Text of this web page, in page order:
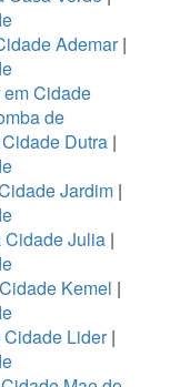
Ademar|
Cidade
de
Dutra |
Jardim|
Cidade Julia |
Kemel |
Lider|